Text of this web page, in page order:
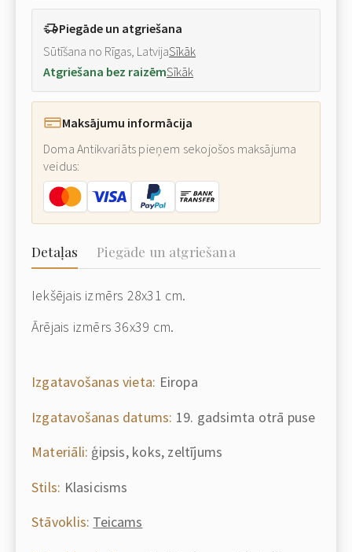
Piegāde un atgriešana
Sūtīšana no Rīgas, LatvijaSīkāk
Atgriešana bez raizēmSīkāk
Maksājumu informācija
Doma Antikvariāts pieņem sekojošos maksājuma
veidus:
Detaļas Piegāde un atgriešana
Iekšējais izmērs 28x31 cm.
Ārējais izmērs 36x39 cm.
Izgatavošanas vieta: Eiropa
Izgatavošanas datums: 19. gadsimta otrā puse
Materiāli: ģipsis, koks, zeltījums
Stils: Klasicisms
Stāvoklis: Teicams